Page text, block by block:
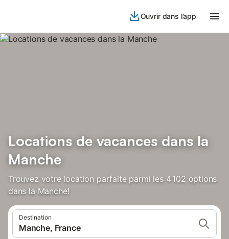
Ouvrir dans l’app
Locations de vacances dans la
Manche
Trouvez votre location parfaite parmi les 4 102 options
dans la Manche!
Destination
Manche, France